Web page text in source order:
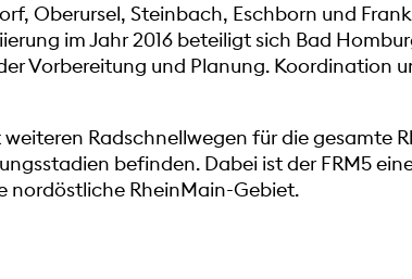
Oberursel, Steinbach, Eschborn und
im Jahr 2016 beteiligt sich Bad
Vorbereitung und Planung. Koordination
Radschnellwegen für die gesamte
befinden. Dabei ist der FRM5
nordöstliche RheinMain-Gebiet.